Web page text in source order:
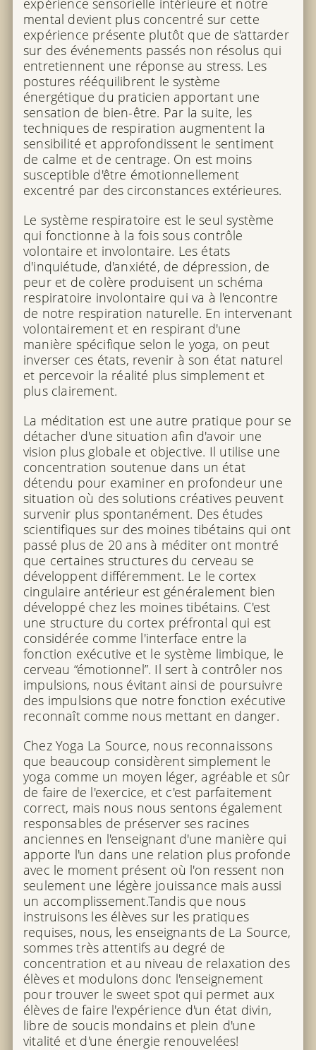
expérience sensorielle intérieure et notre
mental devient plus concentré sur cette
expérience présente plutôt que de s'attarder
sur des événements passés non résolus qui
entretiennent une réponse au stress. Les
postures rééquilibrent le système
énergétique du praticien apportant une
sensation de bien-être. Par la suite, les
techniques de respiration augmentent la
sensibilité et approfondissent le sentiment
de calme et de centrage. On est moins
susceptible d'être émotionnellement
excentré par des circonstances extérieures.
Le système respiratoire est le seul système
qui fonctionne à la fois sous contrôle
volontaire et involontaire. Les états
d'inquiétude, d'anxiété, de dépression, de
peur et de colère produisent un schéma
respiratoire involontaire qui va à l'encontre
de notre respiration naturelle. En intervenant
volontairement et en respirant d'une
manière spécifique selon le yoga, on peut
inverser ces états, revenir à son état naturel
et percevoir la réalité plus simplement et
plus clairement.
La méditation est une autre pratique pour se
détacher d'une situation afin d'avoir une
vision plus globale et objective. Il utilise une
concentration soutenue dans un état
détendu pour examiner en profondeur une
situation où des solutions créatives peuvent
survenir plus spontanément. Des études
scientifiques sur des moines tibétains qui ont
passé plus de 20 ans à méditer ont montré
que certaines structures du cerveau se
développent différemment. Le le cortex
cingulaire antérieur est généralement bien
développé chez les moines tibétains. C'est
une structure du cortex préfrontal qui est
considérée comme l'interface entre la
fonction exécutive et le système limbique, le
cerveau “émotionnel”. Il sert à contrôler nos
impulsions, nous évitant ainsi de poursuivre
des impulsions que notre fonction exécutive
reconnaît comme nous mettant en danger.
Chez Yoga La Source, nous reconnaissons
que beaucoup considèrent simplement le
yoga comme un moyen léger, agréable et sûr
de faire de l'exercice, et c'est parfaitement
correct, mais nous nous sentons également
responsables de préserver ses racines
anciennes en l'enseignant d'une manière qui
apporte l'un dans une relation plus profonde
avec le moment présent où l'on ressent non
seulement une légère jouissance mais aussi
un accomplissement.Tandis que nous
instruisons les élèves sur les pratiques
requises, nous, les enseignants de La Source,
sommes très attentifs au degré de
concentration et au niveau de relaxation des
élèves et modulons donc l'enseignement
pour trouver le sweet spot qui permet aux
élèves de faire l'expérience d'un état divin,
libre de soucis mondains et plein d'une
vitalité et d'une énergie renouvelées!